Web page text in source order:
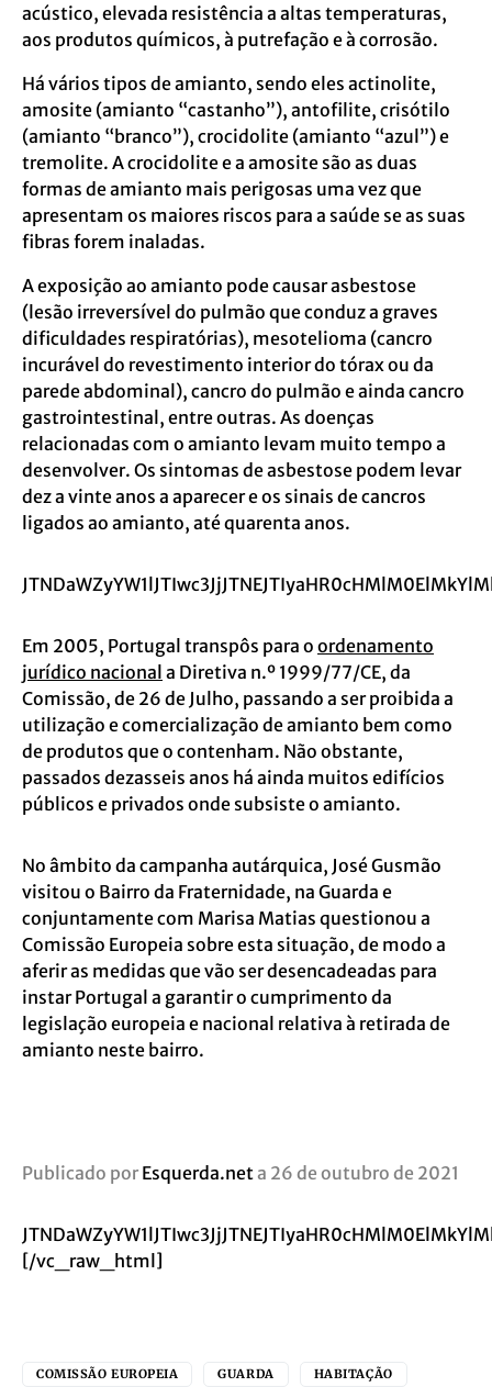
acústico, elevada resistência a altas temperaturas,
aos produtos químicos, à putrefação e à corrosão.
Há vários tipos de amianto, sendo eles actinolite,
amosite (amianto “castanho”), antofilite, crisótilo
(amianto “branco”), crocidolite (amianto “azul”) e
tremolite. A crocidolite e a amosite são as duas
formas de amianto mais perigosas uma vez que
apresentam os maiores riscos para a saúde se as suas
fibras forem inaladas.
A exposição ao amianto pode causar asbestose
(lesão irreversível do pulmão que conduz a graves
dificuldades respiratórias), mesotelioma (cancro
incurável do revestimento interior do tórax ou da
parede abdominal), cancro do pulmão e ainda cancro
gastrointestinal, entre outras. As doenças
relacionadas com o amianto levam muito tempo a
desenvolver. Os sintomas de asbestose podem levar
dez a vinte anos a aparecer e os sinais de cancros
ligados ao amianto, até quarenta anos.
Em 2005, Portugal transpôs para o ordenamento
jurídico nacional a Diretiva n.º 1999/77/CE, da
Comissão, de 26 de Julho, passando a ser proibida a
utilização e comercialização de amianto bem como
de produtos que o contenham. Não obstante,
passados dezasseis anos há ainda muitos edifícios
públicos e privados onde subsiste o amianto.
No âmbito da campanha autárquica, José Gusmão
visitou o Bairro da Fraternidade, na Guarda e
conjuntamente com Marisa Matias questionou a
Comissão Europeia sobre esta situação, de modo a
aferir as medidas que vão ser desencadeadas para
instar Portugal a garantir o cumprimento da
legislação europeia e nacional relativa à retirada de
amianto neste bairro.
Publicado por Esquerda.neta 26 de outubro de 2021
[/vc_raw_html]
COMISSÃO EUROPEIA GUARDA HABITAÇÃO